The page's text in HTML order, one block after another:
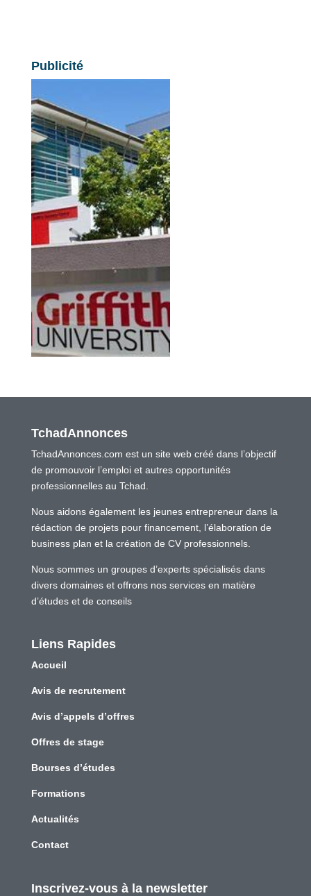
Publicité
TchadAnnonces
TchadAnnonces.com est un site web créé dans l’objectif
de promouvoir l’emploi et autres opportunités
professionnelles au Tchad.
Nous aidons également les jeunes entrepreneur dans la
rédaction de projets pour financement, l’élaboration de
business plan et la création de CV professionnels.
Nous sommes un groupes d’experts spécialisés dans
divers domaines et offrons nos services en matière
d’études et de conseils
Liens Rapides
Accueil
Avis de recrutement
Avis d’appels d’offres
Offres de stage
Bourses d’études
Formations
Actualités
Contact
Inscrivez-vous à la newsletter